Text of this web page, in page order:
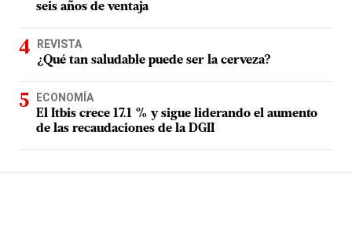
seis años de ventaja
REVISTA
¿Qué tan saludable puede ser la cerveza?
ECONOMÍA
El Itbis crece 17.1 % y sigue liderando el aumento
de las recaudaciones de la DGII